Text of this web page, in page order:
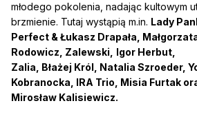
młodego pokolenia, nadając kultowym
brzmienie. Tutaj wystąpią m.in. Lady
Perfect & Łukasz Drapała,
Rodowicz, Zalewski,
Igor Herbut,
Zalia, Błażej Król, Natalia Szroeder,
Kobranocka, IRA Trio, Misia Furtak
Mirosław Kalisiewicz.